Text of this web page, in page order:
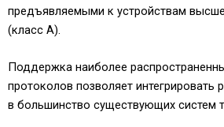
предъявляемыми к устройствам
(класс А).
Поддержка наиболее
протоколов позволяет интегрировать
в большинство существующих систем